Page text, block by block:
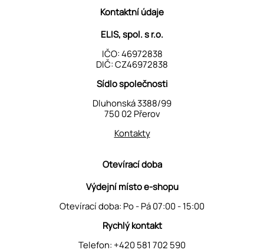
Kontaktní údaje
ELIS, spol. s r.o.
IČO: 46972838
DIČ: CZ46972838
Sídlo společnosti
Dluhonská 3388/99
750 02 Přerov
Kontakty
Otevírací doba
Výdejní místo e-shopu
Otevírací doba: Po - Pá 07:00 - 15:00
Rychlý kontakt
Telefon: +420 581 702 590